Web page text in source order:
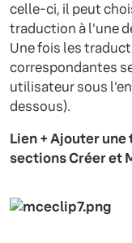
celle-ci, il peut
traduction à l'une
Une fois les
correspondantes
utilisateur sous
dessous).
Lien + Ajouter
sections Créer et